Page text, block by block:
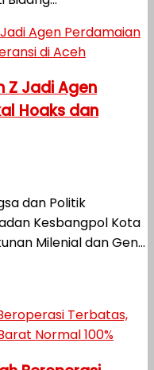
Z Jadi Agen
Hoaks dan
dan Politik
Kesbangpol Kota
Milenial dan Gen...